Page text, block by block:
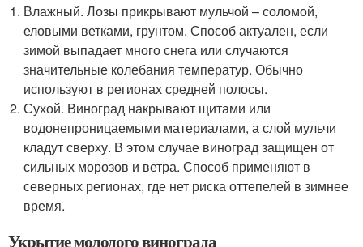
Влажный. Лозы прикрывают мульчой – соломой,
еловыми ветками, грунтом. Способ актуален, если
зимой выпадает много снега или случаются
значительные колебания температур. Обычно
используют в регионах средней полосы.
Сухой. Виноград накрывают щитами или
водонепроницаемыми материалами, а слой мульчи
кладут сверху. В этом случае виноград защищен от
сильных морозов и ветра. Способ применяют в
северных регионах, где нет риска оттепелей в зимнее
время.
Укрытие молодого винограда